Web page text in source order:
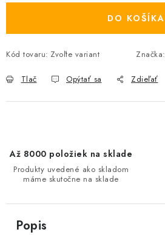
DO KOŠÍKA
Kód tovaru: Zvoľte variant Značka:
Tlač Opýtať sa Zdieľať
Až 8000 položiek na sklade
Produkty uvedené ako skladom
máme skutočne na sklade
Popis